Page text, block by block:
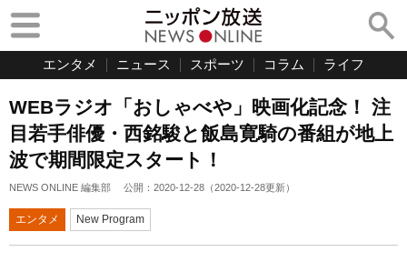
エンタメ ニュース スポーツ コラム ライフ
WEBラジオ「おしゃべや」映画化記念！ 注
目若手俳優・西銘駿と飯島寛騎の番組が地上
波で期間限定スタート！
NEWS ONLINE 編集部 公開： 2020-12-28 （2020-12-28更新）
エンタメ New Program